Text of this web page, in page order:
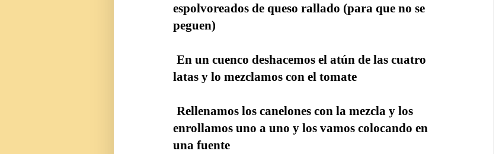
espolvoreados de queso rallado (para que no se
peguen)
En un cuenco deshacemos el atún de las cuatro
latas y lo mezclamos con el tomate
Rellenamos los canelones con la mezcla y los
enrollamos uno a uno y los vamos colocando en
una fuente